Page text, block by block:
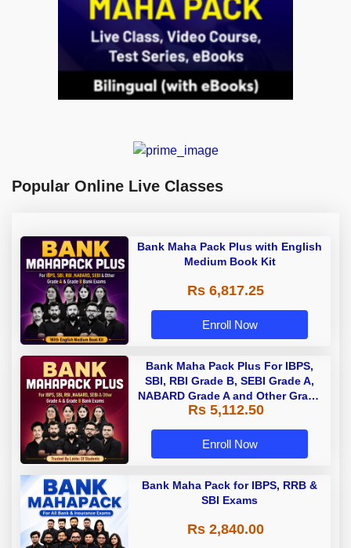
Popular Online Live Classes
Bank Maha Pack Plus with English
Medium Book Kit
Rs 6,817.25
Enroll Now
Bank Maha Pack Plus For IBPS,
SBI, RBI Grade B, SEBI Grade A,
NABARD Grade A and Other Grade
A & Grade B Bank Exams
Rs 5,112.50
Enroll Now
Bank Maha Pack for IBPS, RRB &
SBI Exams
Rs 2,840.00